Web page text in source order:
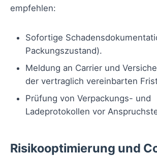
empfehlen:
Sofortige
Packungszustand).
Meldung an Carrier und
der vertraglich vereinbarten
Prüfung von Verpackungs- und
Ladeprotokollen vor
Risikooptimierung und